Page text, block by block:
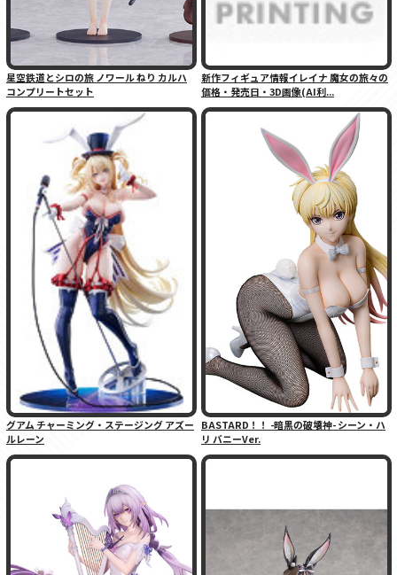
星空鉄道とシロの旅 ノワール ねり カルハ
コンプリートセット
新作フィギュア情報イレイナ 魔女の旅々の
価格・発売日・3D画像(AI利...
グアム チャーミング・ステージング アズー
ルレーン
BASTARD！！ -暗黒の破壊神- シーン・ハ
リ バニーVer.